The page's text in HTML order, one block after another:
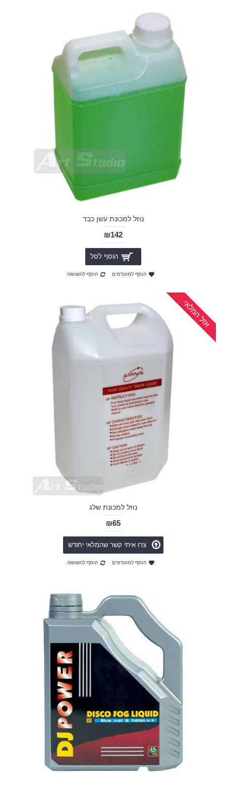
נוזל למכונת עשן כבד
₪142
הוסף לסל
הוסף למועדפים הוסף להשוואה
אזל המלאי
נוזל למכונת שלג
₪65
צרו איתי קשר שהמלאי יחודש
הוסף למועדפים הוסף להשוואה